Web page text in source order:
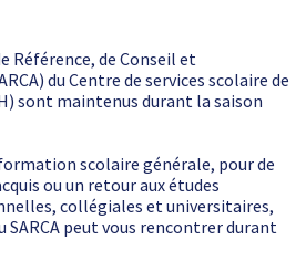
Référence, de Conseil et
du Centre de services scolaire de
sont maintenus durant la saison
scolaire générale, pour de
ou un retour aux études
collégiales et universitaires,
SARCA peut vous rencontrer durant